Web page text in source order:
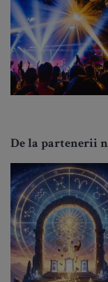
De la partenerii